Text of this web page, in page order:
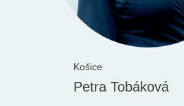
Košice
Petra Tobáková